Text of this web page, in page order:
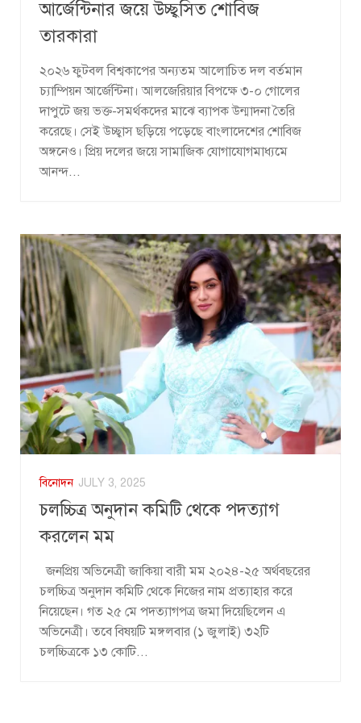
আর্জেন্টিনার জয়ে উচ্ছ্বসিত শোবিজ
তারকারা
২০২৬ ফুটবল বিশ্বকাপের অন্যতম আলোচিত দল বর্তমান
চ্যাম্পিয়ন আর্জেন্টিনা। আলজেরিয়ার বিপক্ষে ৩-০ গোলের
দাপুটে জয় ভক্ত-সমর্থকদের মাঝে ব্যাপক উন্মাদনা তৈরি
করেছে। সেই উচ্ছ্বাস ছড়িয়ে পড়েছে বাংলাদেশের শোবিজ
অঙ্গনেও। প্রিয় দলের জয়ে সামাজিক যোগাযোগমাধ্যমে
আনন্দ...
বিনোদন JULY 3, 2025
চলচ্চিত্র অনুদান কমিটি থেকে পদত্যাগ
করলেন মম
জনপ্রিয় অভিনেত্রী জাকিয়া বারী মম ২০২৪-২৫ অর্থবছরের
চলচ্চিত্র অনুদান কমিটি থেকে নিজের নাম প্রত্যাহার করে
নিয়েছেন। গত ২৫ মে পদত্যাগপত্র জমা দিয়েছিলেন এ
অভিনেত্রী। তবে বিষয়টি মঙ্গলবার (১ জুলাই) ৩২টি
চলচ্চিত্রকে ১৩ কোটি...